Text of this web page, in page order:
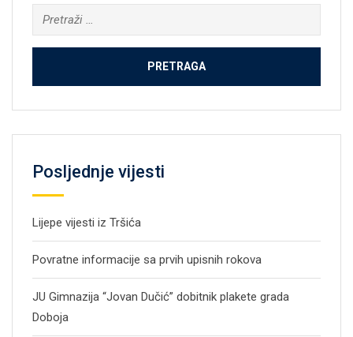
Pretraga:
Posljednje vijesti
Lijepe vijesti iz Tršića
Povratne informacije sa prvih upisnih rokova
JU Gimnazija “Jovan Dučić” dobitnik plakete grada
Doboja